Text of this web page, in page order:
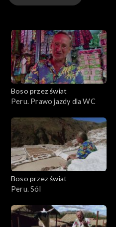
Boso przez świat
Peru. Prawo jazdy dla WC
Boso przez świat
Peru. Sól